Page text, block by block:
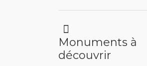
Monuments à
découvrir